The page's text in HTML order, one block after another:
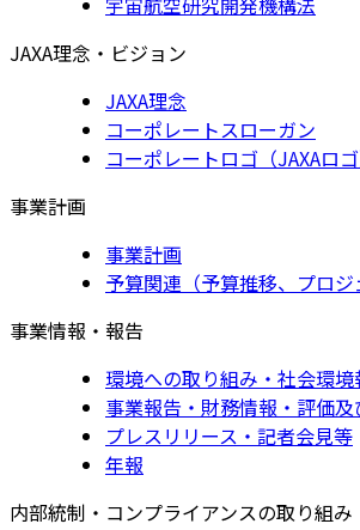
JAXA理念・ビジョン
JAXA理念
コーポレートスローガン
コーポレートロゴ（JAXAロゴ
事業計画
事業計画
予算関連（予算推移、プロジ
事業情報・報告
環境への取り組み・社会環境
事業報告・財務情報・評価
プレスリリース・記者会見等
年報
内部統制・コンプライアンスの取り組み